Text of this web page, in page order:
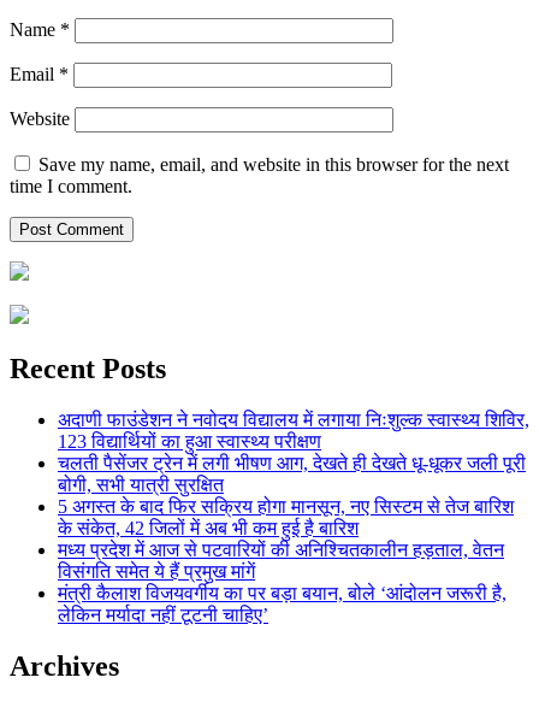
Name *
Email *
Website
Save my name, email, and website in this browser for the next
time I comment.
Recent Posts
अदाणी फाउंडेशन ने नवोदय विद्यालय में लगाया निःशुल्क स्वास्थ्य शिविर,
123 विद्यार्थियों का हुआ स्वास्थ्य परीक्षण
चलती पैसेंजर ट्रेन में लगी भीषण आग, देखते ही देखते धू-धूकर जली पूरी
बोगी, सभी यात्री सुरक्षित
5 अगस्त के बाद फिर सक्रिय होगा मानसून, नए सिस्टम से तेज बारिश
के संकेत, 42 जिलों में अब भी कम हुई है बारिश
मध्य प्रदेश में आज से पटवारियों की अनिश्चितकालीन हड़ताल, वेतन
विसंगति समेत ये हैं प्रमुख मांगें
मंत्री कैलाश विजयवर्गीय का पर बड़ा बयान, बोले ‘आंदोलन जरूरी है,
लेकिन मर्यादा नहीं टूटनी चाहिए’
Archives